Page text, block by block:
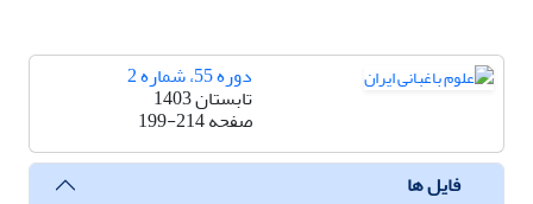
دوره 55، شماره 2
تابستان 1403
صفحه199-214
فایل ها